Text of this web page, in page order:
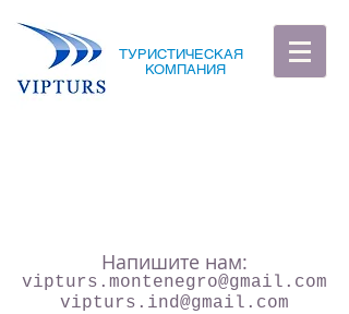
ТУРИСТИЧЕСКАЯ
КОМПАНИЯ
Напишите нам:
vipturs.montenegro@gmail.com
vipturs.ind@gmail.com